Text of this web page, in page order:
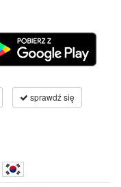
sprawdź się